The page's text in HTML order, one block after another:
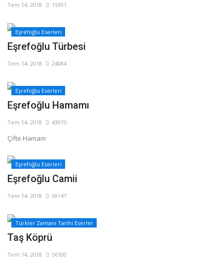
Tem 14, 2018 15391
Eşrefoğlu Eserleri
Eşrefoğlu Türbesi
Tem 14, 2018 24084
Eşrefoğlu Eserleri
Eşrefoğlu Hamamı
Tem 14, 2018 43075
Çifte Hamam
Eşrefoğlu Eserleri
Eşrefoğlu Camii
Tem 14, 2018 69147
Türkler Zamanı Tarihi Eserler
Taş Köprü
Tem 14, 2018 56100